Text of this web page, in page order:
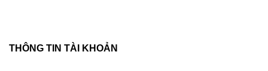
THÔNG TIN TÀI KHOẢN